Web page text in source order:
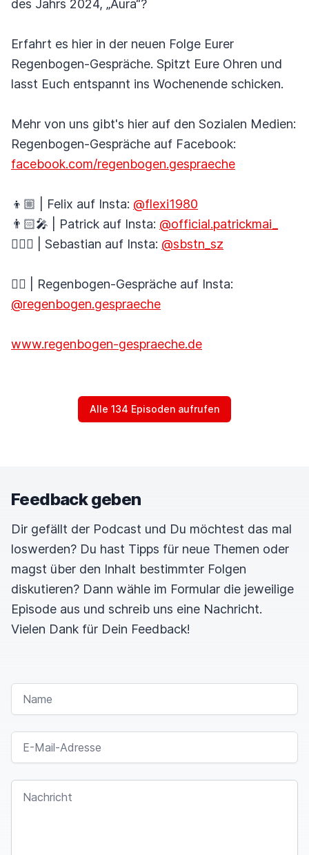
des Jahrs 2024, „Aura“?
Erfahrt es hier in der neuen Folge Eurer
Regenbogen-Gespräche. Spitzt Eure Ohren und
lasst Euch entspannt ins Wochenende schicken.
Mehr von uns gibt's hier auf den Sozialen Medien:
Regenbogen-Gespräche auf Facebook:
facebook.com/regenbogen.gespraeche
👦🏼 | Felix auf Insta: @flexi1980
👨🏻‍🎤 | Patrick auf Insta: @official.patrickmai_
🚴🏼‍♂️ | Sebastian auf Insta: @sbstn_sz
🏳️‍🌈 | Regenbogen-Gespräche auf Insta:
@regenbogen.gespraeche
www.regenbogen-gespraeche.de
Alle 134 Episoden aufrufen
Feedback geben
Dir gefällt der Podcast und Du möchtest das mal
loswerden? Du hast Tipps für neue Themen oder
magst über den Inhalt bestimmter Folgen
diskutieren? Dann wähle im Formular die jeweilige
Episode aus und schreib uns eine Nachricht.
Vielen Dank für Dein Feedback!
NAME
E-MAIL-ADRESSE
NACHRICHT